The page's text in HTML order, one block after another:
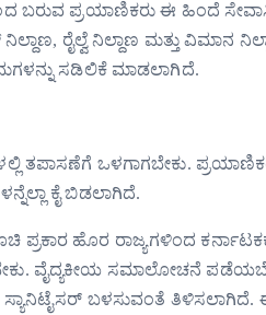
ಬರುವ ಪ್ರಯಾಣಿಕರು ಈ ಹಿಂದೆ
ರೈಲ್ವೆ ನಿಲ್ದಾಣ ಮತ್ತು ವಿಮಾನ
ಸಡಿಲಿಕೆ ಮಾಡಲಾಗಿದೆ.
ತಪಾಸಣೆಗೆ ಒಳಗಾಗಬೇಕು.
ಕೈ ಬಿಡಲಾಗಿದೆ.
ಪ್ರಕಾರ ಹೊರ ರಾಜ್ಯಗಳಿಂದ
ವೈದ್ಯಕೀಯ ಸಮಾಲೋಚನೆ
ಬಳಸುವಂತೆ ತಿಳಿಸಲಾಗಿದೆ. ಈ